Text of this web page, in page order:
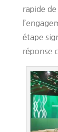
rapide
étape
réponse